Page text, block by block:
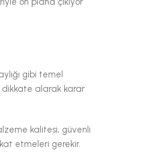
gibi temel
dikkate alarak karar
kalitesi, güvenli
etmeleri gerekir.